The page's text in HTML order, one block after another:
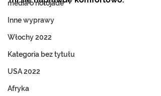
media o notojade
Inne wyprawy
Włochy 2022
Kategoria bez tytułu
USA 2022
Afryka